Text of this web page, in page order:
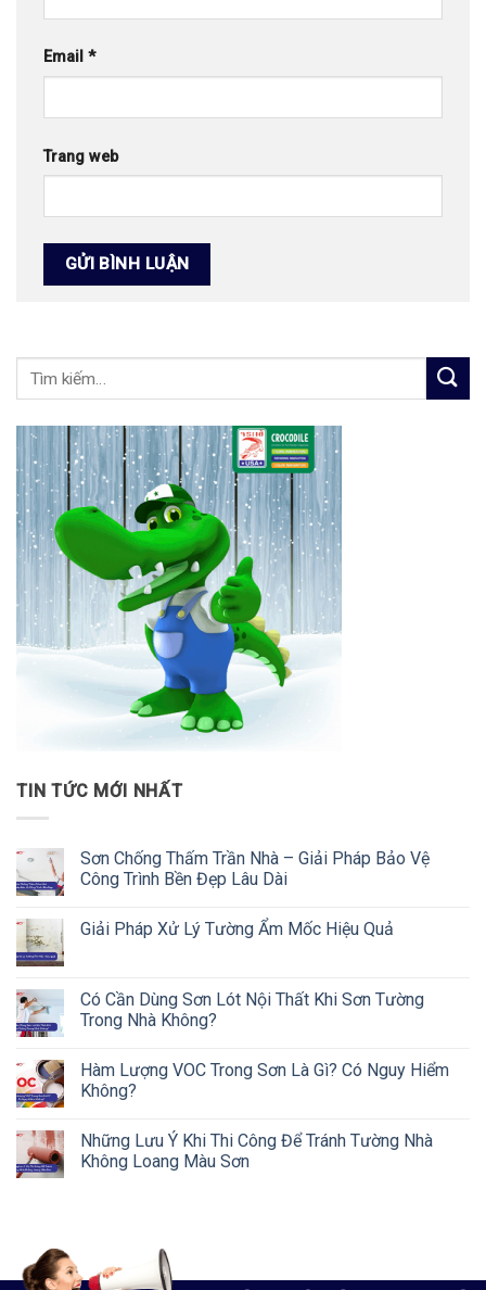
Email *
Trang web
TIN TỨC MỚI NHẤT
Sơn Chống Thấm Trần Nhà – Giải Pháp Bảo Vệ
Công Trình Bền Đẹp Lâu Dài
Giải Pháp Xử Lý Tường Ẩm Mốc Hiệu Quả
Có Cần Dùng Sơn Lót Nội Thất Khi Sơn Tường
Trong Nhà Không?
Hàm Lượng VOC Trong Sơn Là Gì? Có Nguy Hiểm
Không?
Những Lưu Ý Khi Thi Công Để Tránh Tường Nhà
Không Loang Màu Sơn